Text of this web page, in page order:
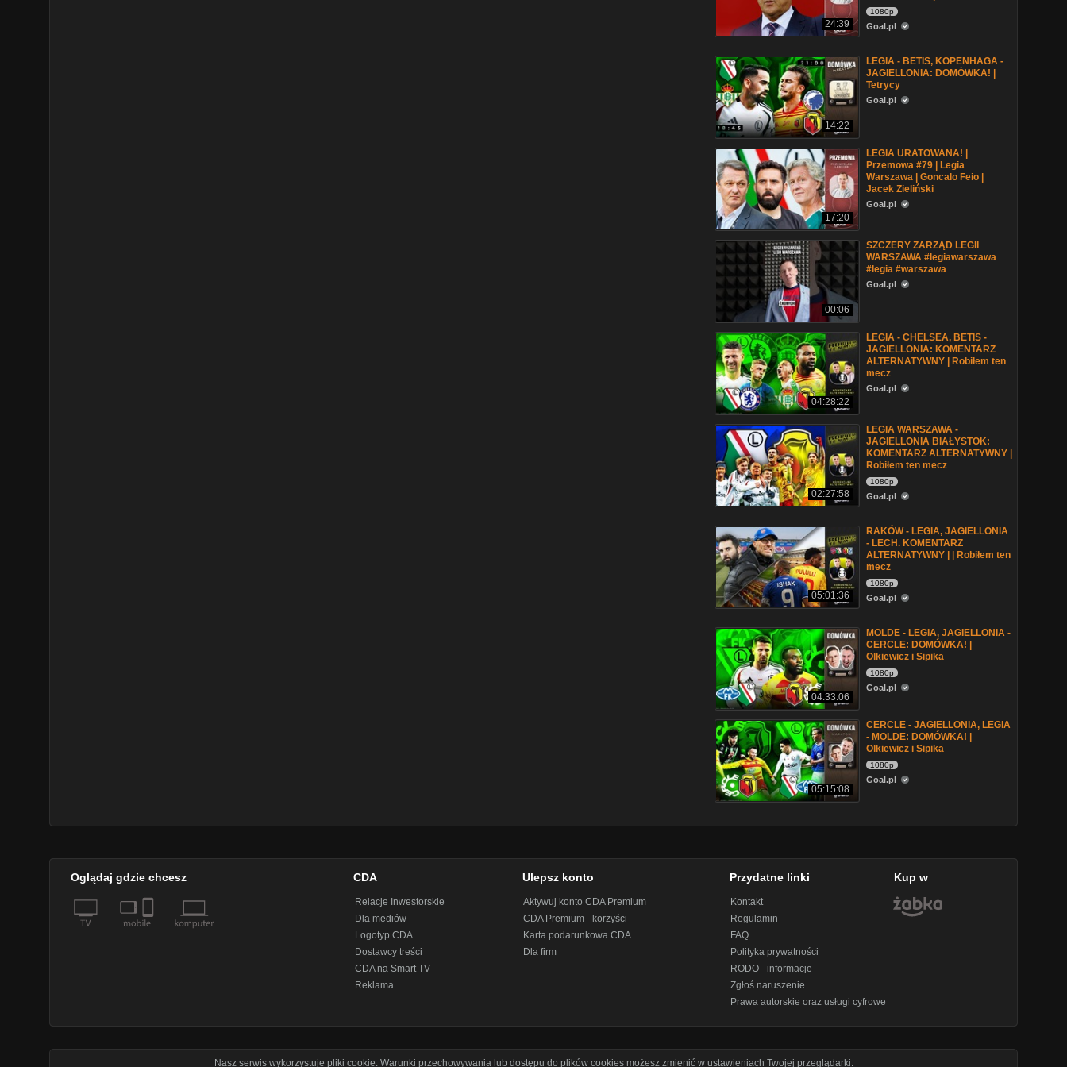
24:39
1080p
Goal.pl
14:22
LEGIA - BETIS, KOPENHAGA -
JAGIELLONIA: DOMÓWKA! |
Tetrycy
Goal.pl
17:20
LEGIA URATOWANA! |
Przemowa #79 | Legia
Warszawa | Goncalo Feio |
Jacek Zieliński
Goal.pl
00:06
SZCZERY ZARZĄD LEGII
WARSZAWA #legiawarszawa
#legia #warszawa
Goal.pl
04:28:22
LEGIA - CHELSEA, BETIS -
JAGIELLONIA: KOMENTARZ
ALTERNATYWNY | Robiłem ten
mecz
Goal.pl
02:27:58
LEGIA WARSZAWA -
JAGIELLONIA BIAŁYSTOK:
KOMENTARZ ALTERNATYWNY |
Robiłem ten mecz
1080p
Goal.pl
05:01:36
RAKÓW - LEGIA, JAGIELLONIA
- LECH. KOMENTARZ
ALTERNATYWNY | | Robiłem ten
mecz
1080p
Goal.pl
04:33:06
MOLDE - LEGIA, JAGIELLONIA -
CERCLE: DOMÓWKA! |
Olkiewicz i Sipika
1080p
Goal.pl
05:15:08
CERCLE - JAGIELLONIA, LEGIA
- MOLDE: DOMÓWKA! |
Olkiewicz i Sipika
1080p
Goal.pl
Oglądaj gdzie chcesz CDA
Relacje Inwestorskie
Dla mediów
Logotyp CDA
Dostawcy treści
CDA na Smart TV
Reklama
Ulepsz konto
Aktywuj konto CDA Premium
CDA Premium - korzyści
Karta podarunkowa CDA
Dla firm
Przydatne linki
Kontakt
Regulamin
FAQ
Polityka prywatności
RODO - informacje
Zgłoś naruszenie
Prawa autorskie oraz usługi cyfrowe
Kup w
Nasz serwis wykorzystuje pliki cookie. Warunki przechowywania lub dostępu do plików cookies możesz zmienić w ustawieniach Twojej przeglądarki.